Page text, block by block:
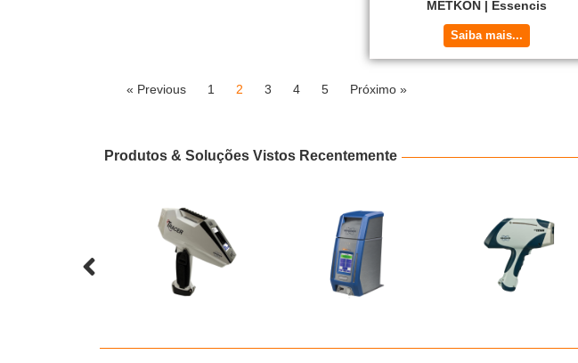
METKON | Essencis
Saiba mais...
« Previous 1 2 3 4 5 Próximo »
Produtos & Soluções Vistos Recentemente